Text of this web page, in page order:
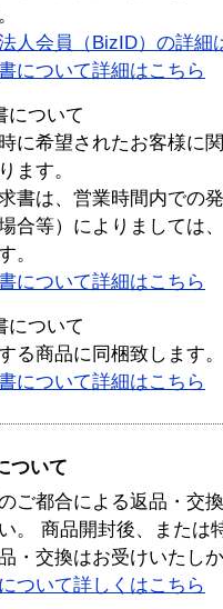
人会員（BizID）の詳細
について詳細はこちら
について
に希望されたお客様に
ます。
書は、営業時間内での
合等）によりましては
。
について詳細はこちら
について
る商品に同梱致します。
について詳細はこちら
ついて
ご都合による返品・交
。 商品開封後、または
・交換はお受けいたし
ついて詳しくはこちら